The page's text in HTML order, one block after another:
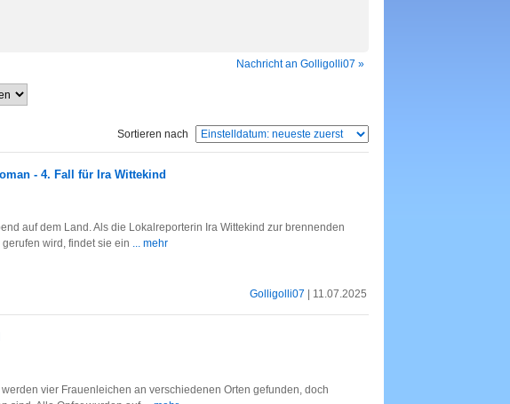
Nachricht an Golligolli07 »
Sortieren nach
- 4. Fall für Ira Wittekind
auf dem Land. Als die Lokalreporterin Ira Wittekind zur brennenden
wird, findet sie ein ... mehr
Golligolli07 | 11.07.2025
vier Frauenleichen an verschiedenen Orten gefunden, doch